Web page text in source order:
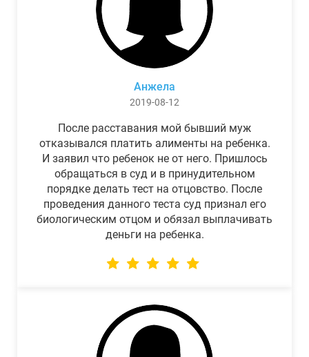
Анжела
2019-08-12
После расставания мой бывший муж
отказывался платить алименты на ребенка.
И заявил что ребенок не от него. Пришлось
обращаться в суд и в принудительном
порядке делать тест на отцовство. После
проведения данного теста суд признал его
биологическим отцом и обязал выплачивать
деньги на ребенка.